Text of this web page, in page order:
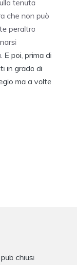
tenuta
che non può
peraltro
E poi, prima di
in grado di
ma a volte
chiusi